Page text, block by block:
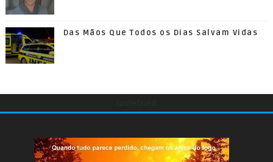
Das Mãos Que Todos os Dias Salvam Vidas